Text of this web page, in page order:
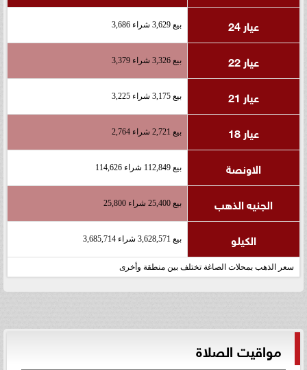
عيار 24
بيع 3,629 شراء 3,686
عيار 22 بيع 3,326 شراء 3,379
عيار 21 بيع 3,175 شراء 3,225
عيار 18 بيع 2,721 شراء 2,764
الاونصة بيع 112,849 شراء 114,626
الجنيه الذهب بيع 25,400 شراء 25,800
الكيلو بيع 3,628,571 شراء 3,685,714
سعر الذهب بمحلات الصاغة تختلف بين منطقة وأخرى
مواقيت الصلاة